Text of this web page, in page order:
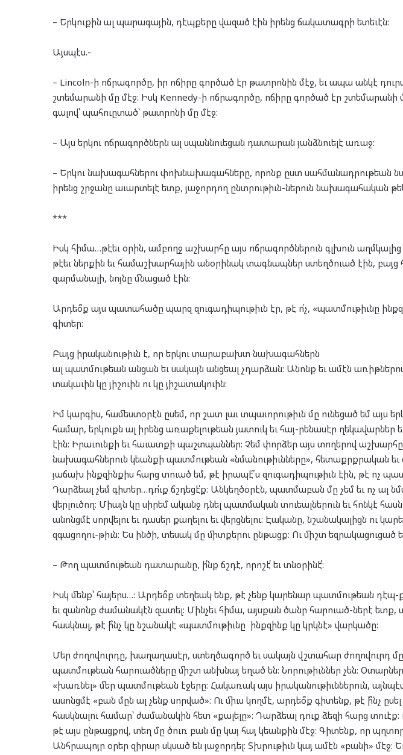
– Երկուքին ալ պարագային, դէպքերը վազած էին իրենց ճակատագրի ետեւէն:
Այսպէս.-
– Lincoln-ի ոճրագործը, իր ոճիրը գործած էր թատրոնին մէջ, եւ ապա անկէ
շտեմարանի մը մէջ: Իսկ Kennedy-ի ոճրագործը, ոճիրը գործած էր շտեմարանի
գալով՝ պահուըտած՝ թատրոնի մը մէջ:
– Այս երկու ոճրագործներն ալ սպաննուեցան դատարան յանձնուելէ առաջ:
– Երկու նախագահներու փոխնախագահները, որոնք ըստ սահմանադրութեան
իրենց շրջանը աւարտելէ ետք, յաջորդող ընտրութիւն-ներուն նախագահական
***
Իսկ հիմա…թէեւ օրին, ամբողջ աշխարհը այս ոճրագործներուն գլխուն
թէեւ ներքին եւ համաշխարհային անօրինակ տագնապներ ստեղծուած էին, բայց
զարմանալի, նոյնը մնացած էին:
Արդեօ՞ք այս պատահածը պարզ զուգադիպութիւն էր, թէ ո՛չ, «պատմութիւնը
գիտեր:
Բայց իրականութիւն է, որ երկու տարաբախտ նախագահներն
ալ պատմութեան անցան եւ սակայն անցեալ չդարձան: Անոնք եւ ամէն առիթներով,
տակաւին կը յիշուին ու կը յիշատակուին:
Իմ կարգիս, համեստօրէն ըսեմ, որ շատ լաւ տպաւորութիւն մը ունեցած եմ այս
համար, երկուքն ալ իրենց առաքելութեան յատուկ եւ հայ-րենասէր ղեկավարներ
էին: Իրաւունքի եւ հաւատքի պաշտպաններ: Չեմ փորձեր այս տողերով աշխարհը
նախագահներուն կեանքի պատմութեան «նմանութիւնները», հետաքրքրական եւ
յաճախ ինքզինքիս հարց տուած եմ, թէ իրապէ՞ս զուգադիպութիւն էին, թէ ոչ
Դարձեալ չեմ գիտեր…դո՛ւք ճշդեցէ՛ք: Անկեղծօրէն, պատմաբան մը չեմ եւ ոչ ալ
վերլուծող: Միայն կը սիրեմ ականջ դնել պատմական տուեալներուն եւ հոնկէ
անոնցմէ սորվելու եւ դասեր քաղելու եւ վերցնելու: Էականը, նշանակալիցն ու
զգացողու-թիւն: Ես ինծի, տեսակ մը միտքերու ընթացք: Ու միշտ եզրակացուցած
– Թող պատմութեան դատարանը, ի՛նք ճշդէ, որոշէ՛ եւ տնօրինէ՛:
Իսկ մենք՝ հայերս…: Արդեօ՞ք տեղեակ ենք, թէ չենք կարենար պատմութեան դէպ-
եւ զանոնք ժամանակէն զատել: Մինչեւ հիմա, այսքան ծանր հարուած-ներէ ետք,
հասկնալ, թէ ի՞նչ կը նշանակէ «պատմութիւնը ինքզինք կը կրկնէ» վարկածը:
Մեր ժողովուրդը, խաղաղասէր, ստեղծագործ եւ սակայն վշտահար ժողովուրդ մը
պատմութեան հարուածները միշտ անխնայ եղած են: Նորութիւններ չեն:
«խառնել» մեր պատմութեան էջերը: Հակառակ այս իրականութիւններուն,
ասոնցմէ «բան մըն ալ չենք սորված»: Ու միւս կողմէ, արդեօ՞ք գիտենք, թէ ի՞նչ
հասկնալու համար՝ ժամանակին հետ «քալելը»: Դարձեալ դուք ձեզի հարց տուէք:
թէ այս ընթացքով, տեղ մը ծուռ բան մը կայ հայ կեանքին մէջ: Գիտենք, որ
Անհրապոյր օրեր զիրար սկսած են յաջորդել: Տխրութիւն կայ ամէն «բանի» մէջ: